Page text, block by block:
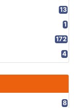
13
1
172
4
8